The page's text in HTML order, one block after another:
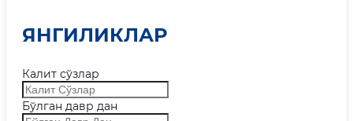
ЯНГИЛИКЛАР
Калит сўзлар
Бўлган давр дан